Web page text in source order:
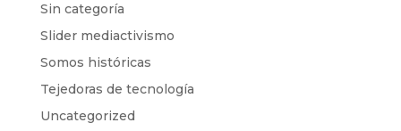
Sin categoría
Slider mediactivismo
Somos históricas
Tejedoras de tecnología
Uncategorized